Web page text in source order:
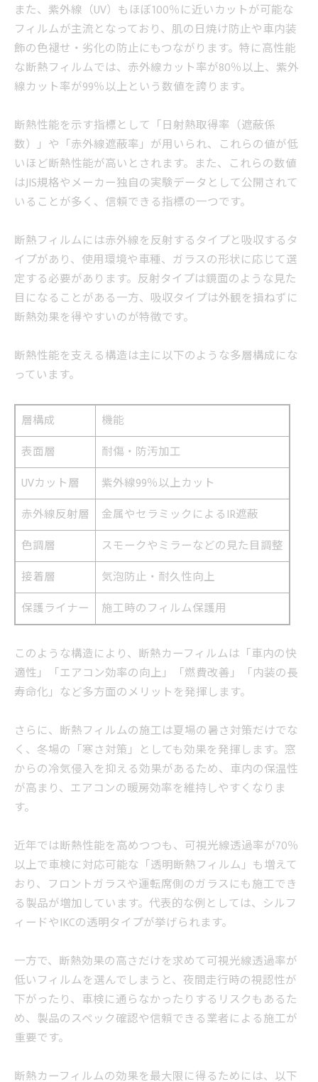
また、紫外線（UV）もほぼ100％に近いカットが可能な
フィルムが主流となっており、肌の日焼け防止や車内装
飾の色褪せ・劣化の防止にもつながります。特に高性能
な断熱フィルムでは、赤外線カット率が80％以上、紫外
線カット率が99％以上という数値を誇ります。
断熱性能を示す指標として「日射熱取得率（遮蔽係
数）」や「赤外線遮蔽率」が用いられ、これらの値が低
いほど断熱性能が高いとされます。また、これらの数値
はJIS規格やメーカー独自の実験データとして公開されて
いることが多く、信頼できる指標の一つです。
断熱フィルムには赤外線を反射するタイプと吸収するタ
イプがあり、使用環境や車種、ガラスの形状に応じて選
定する必要があります。反射タイプは鏡面のような見た
目になることがある一方、吸収タイプは外観を損ねずに
断熱効果を得やすいのが特徴です。
断熱性能を支える構造は主に以下のような多層構成にな
っています。
層構成
機能
表面層
耐傷・防汚加工
UVカット層
紫外線99％以上カット
赤外線反射層
金属やセラミックによるIR遮蔽
色調層
スモークやミラーなどの見た目調整
接着層
気泡防止・耐久性向上
保護ライナー
施工時のフィルム保護用
このような構造により、断熱カーフィルムは「車内の快
適性」「エアコン効率の向上」「燃費改善」「内装の長
寿命化」など多方面のメリットを発揮します。
さらに、断熱フィルムの施工は夏場の暑さ対策だけでな
く、冬場の「寒さ対策」としても効果を発揮します。窓
からの冷気侵入を抑える効果があるため、車内の保温性
が高まり、エアコンの暖房効率を維持しやすくなりま
す。
近年では断熱性能を高めつつも、可視光線透過率が70％
以上で車検に対応可能な「透明断熱フィルム」も増えて
おり、フロントガラスや運転席側のガラスにも施工でき
る製品が増加しています。代表的な例としては、シルフ
ィードやIKCの透明タイプが挙げられます。
一方で、断熱効果の高さだけを求めて可視光線透過率が
低いフィルムを選んでしまうと、夜間走行時の視認性が
下がったり、車検に通らなかったりするリスクもあるた
め、製品のスペック確認や信頼できる業者による施工が
重要です。
断熱カーフィルムの効果を最大限に得るためには、以下